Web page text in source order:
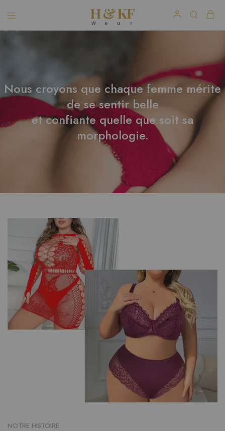
Nous croyons que chaque femme mérite
de se sentir belle
et confiante quelle que soit sa
morphologie.
NOTRE HISTOIRE